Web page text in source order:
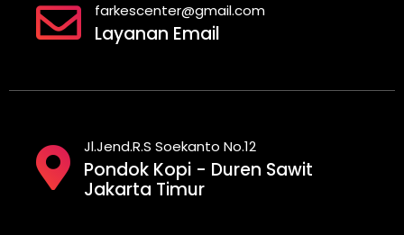
farkescenter@gmail.com
Layanan Email
Jl.Jend.R.S Soekanto No.12
Pondok Kopi - Duren Sawit
Jakarta Timur